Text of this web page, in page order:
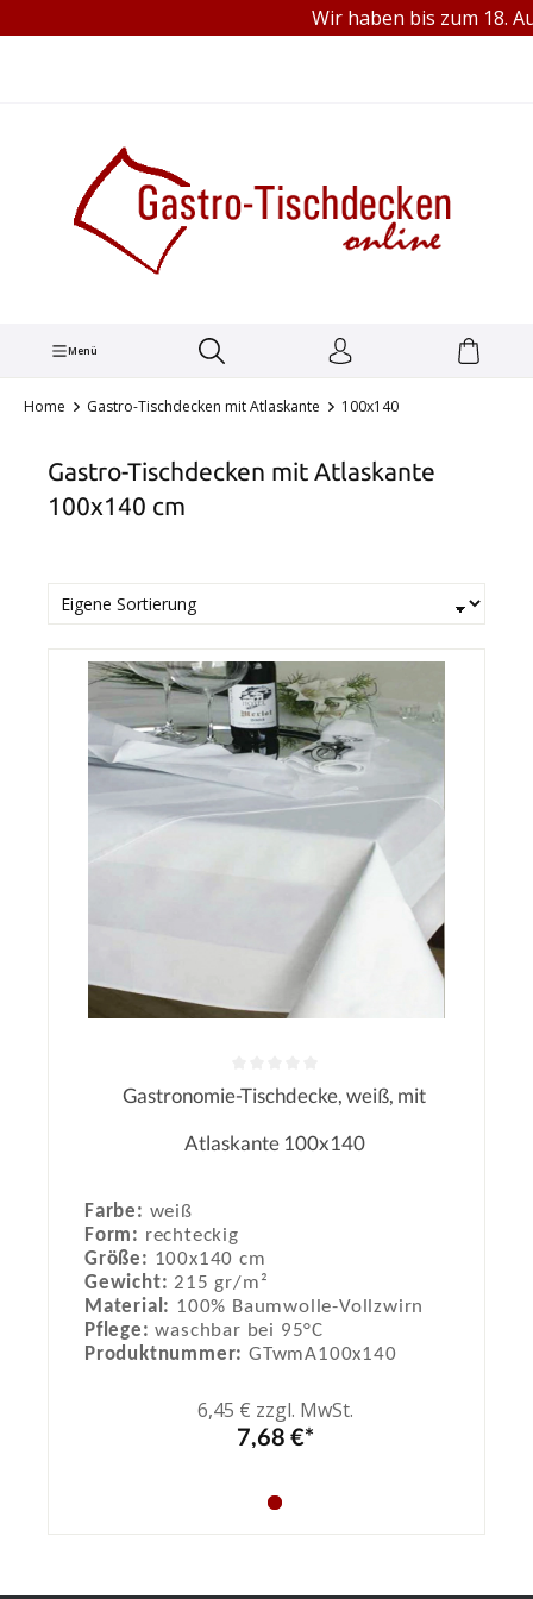
TEL.: +49 (0) 251 1445680Wir haben bis zum 18.
Menü
Home Gastro-Tischdecken mit Atlaskante 100x140
Gastro-Tischdecken mit Atlaskante
100x140 cm
Durchschnittliche Bewertung von
Gastronomie-Tischdecke, weiß, mit
Atlaskante 100x140
Farbe: weiß
Form: rechteckig
Größe: 100x140 cm
Gewicht:215 gr/m²
Material: 100% Baumwolle-Vollzwirn
Pflege:waschbar bei 95°C
Produktnummer: GTwmA100x140
6,45 € zzgl. MwSt.
7,68 €*